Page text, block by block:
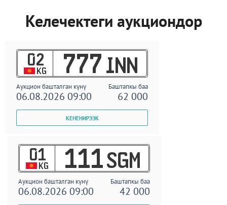
Келечектеги аукциондор
02
KG 777 INN
Аукцион башталган күнү Баштапкы баа
06.08.2026 09:00 62 000
01
KG 111 SGM
Аукцион башталган күнү Баштапкы баа
06.08.2026 09:00 42 000